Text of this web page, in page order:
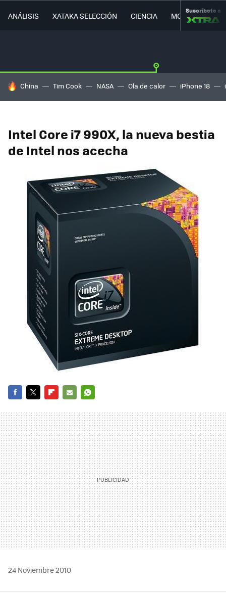
ANÁLISIS XATAKA SELECCIÓN CIENCIA MOVILIDAD
Suscríbete a
HOY SE HABLA DE
China Tim Cook NASA Ola de calor iPhone 18
Intel Core i7 990X, la nueva bestia
de Intel nos acecha
MAIL
24 Noviembre 2010